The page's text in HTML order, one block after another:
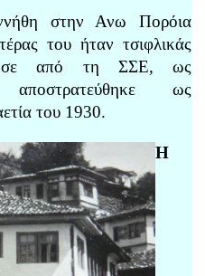
στην Ανω Πορόια
του ήταν τσιφλικάς
από τη ΣΣΕ, ως
ως
του 1930.
Η